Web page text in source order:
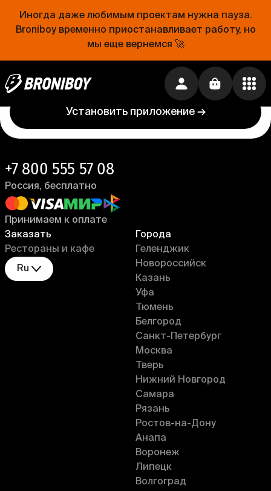
Иногда даже любимым проектам нужна пауза.
Broniboy временно приостанавливает работу, но
мы еще вернемся 🚀
Проще, чем открыть холодильник
Broniboy и закажи еду из любимого ресторана
прямо сейчас!
Установить приложение →
Заказать
Рестораны и кафе
Ru
Города
Геленджик
Новороссийск
Казань
Уфа
Тюмень
Белгород
Санкт-Петербург
Москва
Тверь
Нижний Новгород
Самара
Рязань
Ростов-на-Дону
Анапа
Воронеж
Липецк
Волгоград
+7 800 555 57 08
Россия, бесплатно
Принимаем к оплате